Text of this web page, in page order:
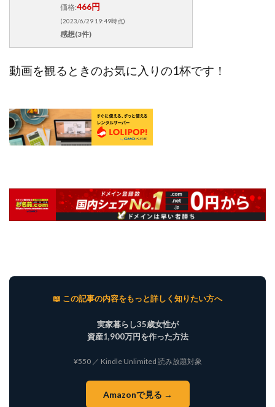
価格:466円
(2023/6/29 19:49時点)
感想(3件)
動画を観るときのお気に入りの1杯です！
📖 この記事の内容をもっと詳しく知りたい方へ
実家暮らし35歳女性が
資産1,900万円を作った方法
¥550 ／ Kindle Unlimited 読み放題対象
Amazonで見る →